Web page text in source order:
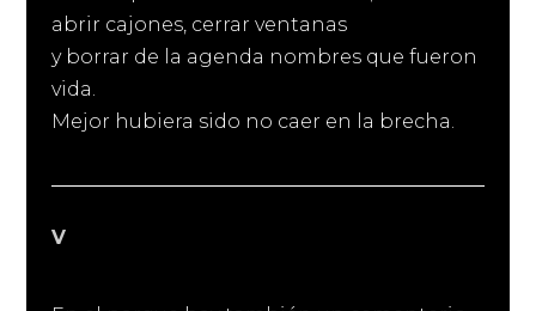
abrir cajones, cerrar ventanas
y borrar de la agenda nombres que fueron
vida.
Mejor hubiera sido no caer en la brecha.
V